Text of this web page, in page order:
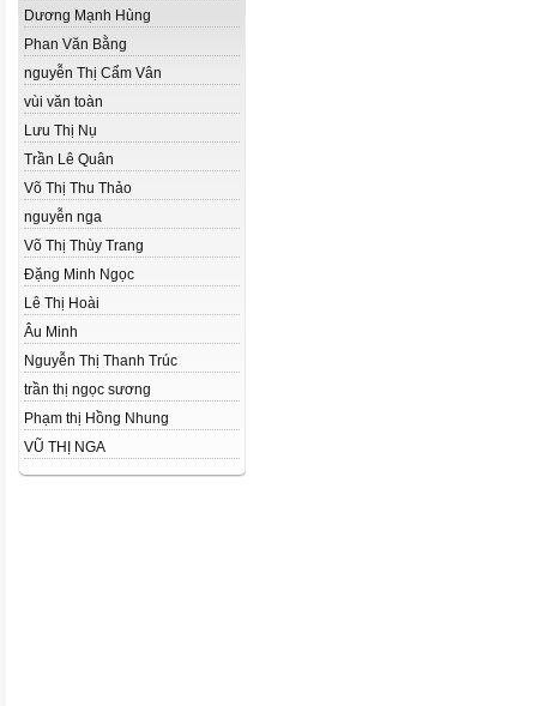
Dương Mạnh Hùng
Phan Văn Bằng
nguyễn Thị Cẩm Vân
vùi văn toàn
Lưu Thị Nụ
Trần Lê Quân
Võ Thị Thu Thảo
nguyễn nga
Võ Thị Thùy Trang
Đặng Minh Ngọc
Lê Thị Hoài
Âu Minh
Nguyễn Thị Thanh Trúc
trần thị ngọc sương
Phạm thị Hồng Nhung
VŨ THỊ NGA